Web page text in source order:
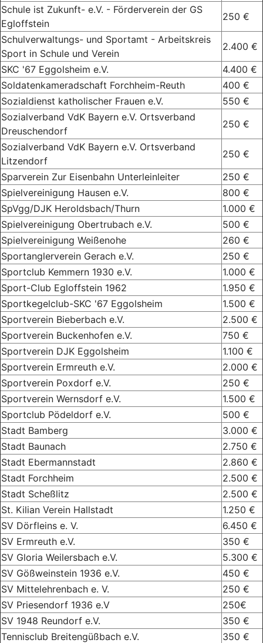
Schule ist Zukunft- e.V. - Förderverein der GS
Egloffstein
250 €
Schulverwaltungs- und Sportamt - Arbeitskreis
Sport in Schule und Verein
2.400 €
SKC '67 Eggolsheim e.V.
4.400 €
Soldatenkameradschaft Forchheim-Reuth
400 €
Sozialdienst katholischer Frauen e.V.
550 €
Sozialverband VdK Bayern e.V. Ortsverband
Dreuschendorf
250 €
Sozialverband VdK Bayern e.V. Ortsverband
Litzendorf
250 €
Sparverein Zur Eisenbahn Unterleinleiter
250 €
Spielvereinigung Hausen e.V.
800 €
SpVgg/DJK Heroldsbach/Thurn
1.000 €
Spielvereinigung Obertrubach e.V.
500 €
Spielvereinigung Weißenohe
260 €
Sportanglerverein Gerach e.V.
250 €
Sportclub Kemmern 1930 e.V.
1.000 €
Sport-Club Egloffstein 1962
1.950 €
Sportkegelclub-SKC '67 Eggolsheim
1.500 €
Sportverein Bieberbach e.V.
2.500 €
Sportverein Buckenhofen e.V.
750 €
Sportverein DJK Eggolsheim
1.100 €
Sportverein Ermreuth e.V.
2.000 €
Sportverein Poxdorf e.V.
250 €
Sportverein Wernsdorf e.V.
1.500 €
Sportclub Pödeldorf e.V.
500 €
Stadt Bamberg
3.000 €
Stadt Baunach
2.750 €
Stadt Ebermannstadt
2.860 €
Stadt Forchheim
2.500 €
Stadt Scheßlitz
2.500 €
St. Kilian Verein Hallstadt
1.250 €
SV Dörfleins e. V.
6.450 €
SV Ermreuth e.V.
350 €
SV Gloria Weilersbach e.V.
5.300 €
SV Gößweinstein 1936 e.V.
450 €
SV Mittelehrenbach e. V.
250 €
SV Priesendorf 1936 e.V
250€
SV 1948 Reundorf e.V.
350 €
Tennisclub Breitengüßbach e.V.
350 €